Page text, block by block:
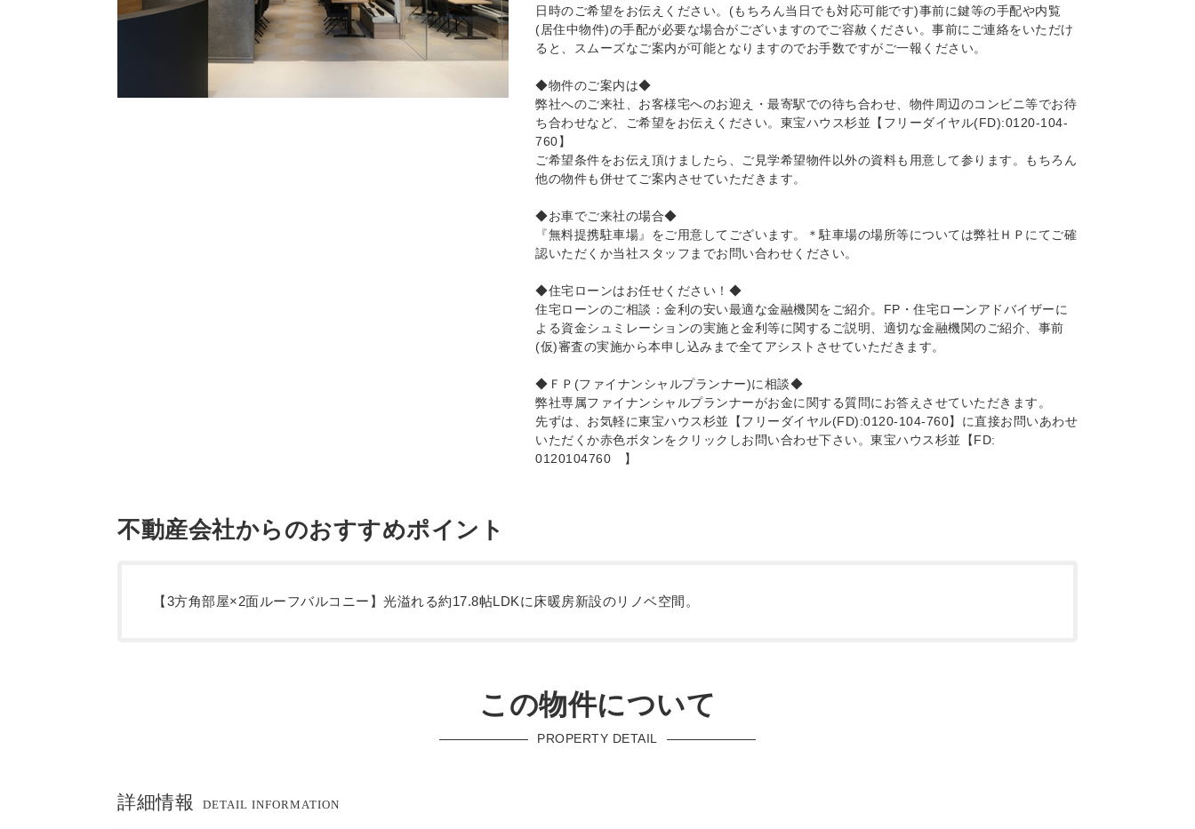
日時のご希望をお伝えください。(もちろん当日でも対応可能です)事前に鍵等の手配や内覧
(居住中物件)の手配が必要な場合がございますのでご容赦ください。事前にご連絡をいただけ
ると、スムーズなご案内が可能となりますのでお手数ですがご一報ください。
◆物件のご案内は◆
弊社へのご来社、お客様宅へのお迎え・最寄駅での待ち合わせ、物件周辺のコンビニ等でお待
ち合わせなど、ご希望をお伝えください。東宝ハウス杉並【フリーダイヤル(FD):0120-104-
760】
ご希望条件をお伝え頂けましたら、ご見学希望物件以外の資料も用意して参ります。もちろん
他の物件も併せてご案内させていただきます。
◆お車でご来社の場合◆
『無料提携駐車場』をご用意してございます。＊駐車場の場所等については弊社ＨＰにてご確
認いただくか当社スタッフまでお問い合わせください。
◆住宅ローンはお任せください！◆
住宅ローンのご相談：金利の安い最適な金融機関をご紹介。FP・住宅ローンアドバイザーに
よる資金シュミレーションの実施と金利等に関するご説明、適切な金融機関のご紹介、事前
(仮)審査の実施から本申し込みまで全てアシストさせていただきます。
◆ＦＰ(ファイナンシャルプランナー)に相談◆
弊社専属ファイナンシャルプランナーがお金に関する質問にお答えさせていただきます。
先ずは、お気軽に東宝ハウス杉並【フリーダイヤル(FD):0120-104-760】に直接お問いあわせ
いただくか赤色ボタンをクリックしお問い合わせ下さい。東宝ハウス杉並【FD:
0120104760 】
不動産会社からのおすすめポイント
【3方角部屋×2面ルーフバルコニー】光溢れる約17.8帖LDKに床暖房新設のリノベ空間。
この物件について
PROPERTY DETAIL
詳細情報 DETAIL INFORMATION